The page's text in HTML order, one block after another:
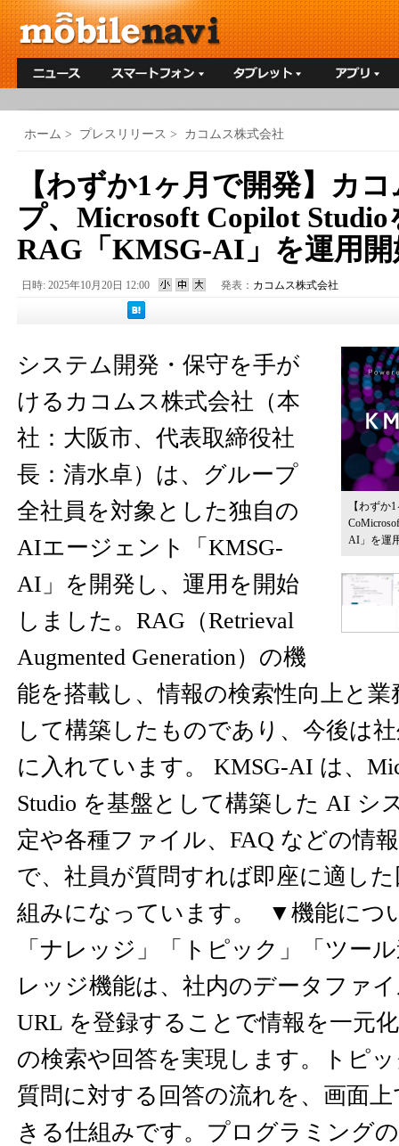
ホーム > プレスリリース > カコムス株式会社
【わずか1ヶ月で開発】カ
プ、Microsoft Copilot
RAG「KMSG-AI」を運用開
日時: 2025年10月20日 12:00 発表： カコムス株式会社
【わずか
AI」を運
システム開発・保守を手が
けるカコムス株式会社（本
社：大阪市、代表取締役社
長：清水卓）は、グループ
全社員を対象とした独自の
AIエージェント「KMSG-
AI」を開発し、運用を開始
しました。RAG（Retrieval
Augmented Generation）の機
能を搭載し、情報の検索性向上と
して構築したものであり、今後は
に入れています。 KMSG-AI は、
Studio を基盤として構築した AI シ
定や各種ファイル、FAQ などの情
で、社員が質問すれば即座に適し
組みになっています。 ▼機能につ
「ナレッジ」「トピック」「ツー
レッジ機能は、社内のデータファイ
URL を登録することで情報を一元
の検索や回答を実現します。トピ
質問に対する回答の流れを、画面
きる仕組みです。プログラミング